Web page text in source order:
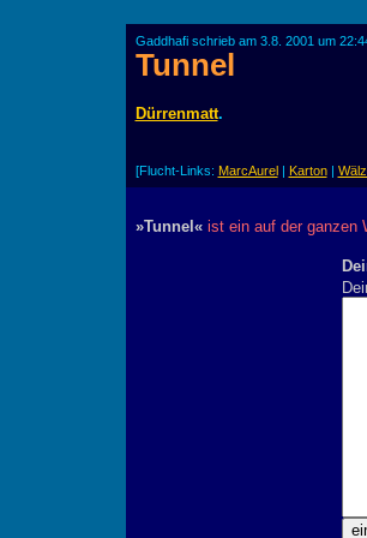
Gaddhafi schrieb am 3.8. 2001 um
Tunnel
Dürrenmatt.
[Flucht-Links: MarcAurel| Karton|
»Tunnel«ist ein auf der ganzen